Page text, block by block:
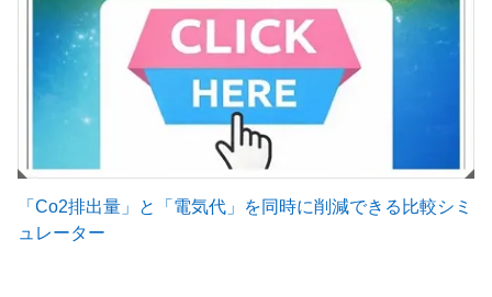
「Co2排出量」と「電気代」を同時に削減できる比較シミ
ュレーター